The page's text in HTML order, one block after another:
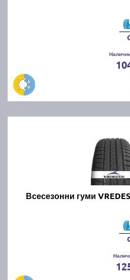
Всесезонни гуми